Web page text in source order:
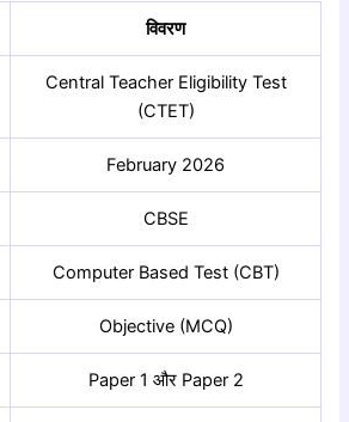
विवरण
Central Teacher Eligibility Test
(CTET)
February 2026
CBSE
Computer Based Test (CBT)
Objective (MCQ)
Paper 1 और Paper 2